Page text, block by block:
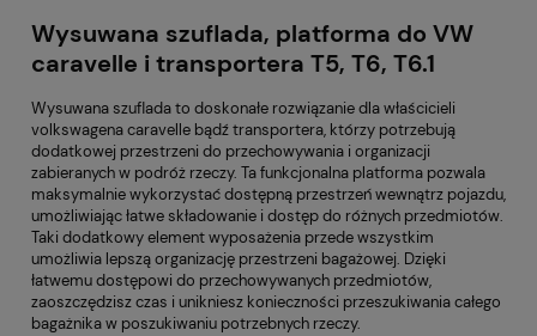
Wysuwana szuflada, platforma do VW
caravelle i transportera T5, T6, T6.1
Wysuwana szuflada to doskonałe rozwiązanie dla właścicieli
volkswagena caravelle bądź transportera, którzy potrzebują
dodatkowej przestrzeni do przechowywania i organizacji
zabieranych w podróż rzeczy. Ta funkcjonalna platforma pozwala
maksymalnie wykorzystać dostępną przestrzeń wewnątrz pojazdu,
umożliwiając łatwe składowanie i dostęp do różnych przedmiotów.
Taki dodatkowy element wyposażenia przede wszystkim
umożliwia lepszą organizację przestrzeni bagażowej. Dzięki
łatwemu dostępowi do przechowywanych przedmiotów,
zaoszczędzisz czas i unikniesz konieczności przeszukiwania całego
bagażnika w poszukiwaniu potrzebnych rzeczy.